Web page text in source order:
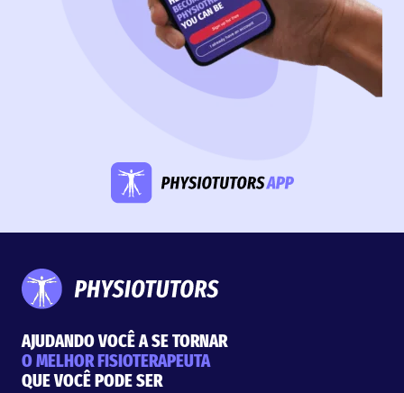
AJUDANDO VOCÊ A SE TORNAR
O MELHOR FISIOTERAPEUTA
QUE VOCÊ PODE SER